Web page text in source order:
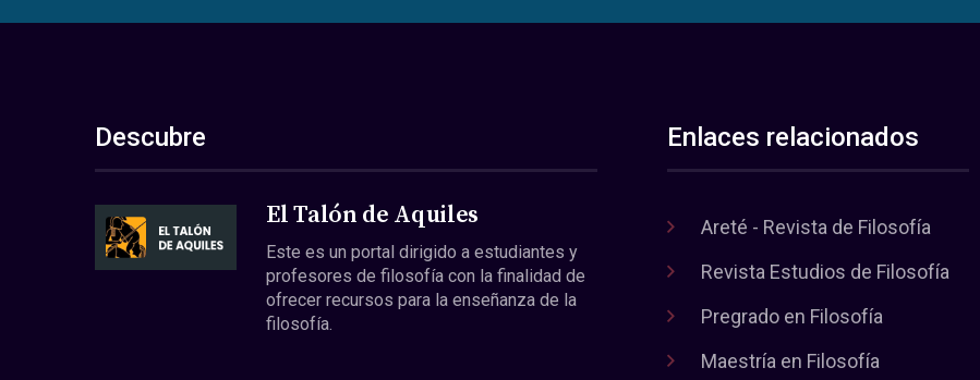
Descubre
El Talón de Aquiles
Este es un portal dirigido a estudiantes y
profesores de filosofía con la finalidad de
ofrecer recursos para la enseñanza de la
filosofía.
Enlaces relacionados
Areté - Revista de Filosofía
Revista Estudios de Filosofía
Pregrado en Filosofía
Maestría en Filosofía